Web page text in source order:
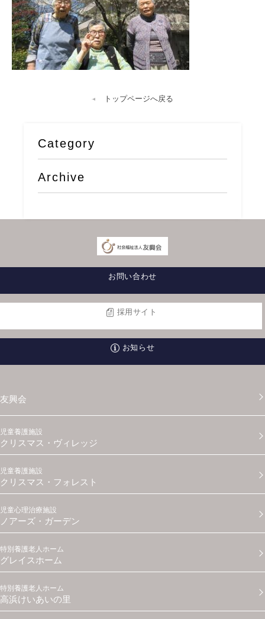
トップページへ戻る
Category
Archive
お問い合わせ
採用サイト
お知らせ
友興会
児童養護施設
クリスマス・ヴィレッジ
児童養護施設
クリスマス・フォレスト
児童心理治療施設
ノアーズ・ガーデン
特別養護老人ホーム
グレイスホーム
特別養護老人ホーム
高浜けいあいの里